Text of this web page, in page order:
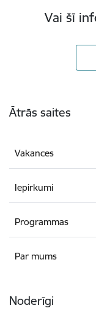
Vai šī
Ātrās saites
Vakances
Iepirkumi
Programmas
Par mums
Noderīgi